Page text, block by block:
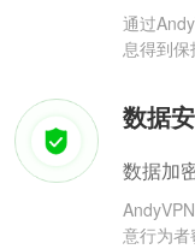
通过
息得到保
数据
数据加
意行为者